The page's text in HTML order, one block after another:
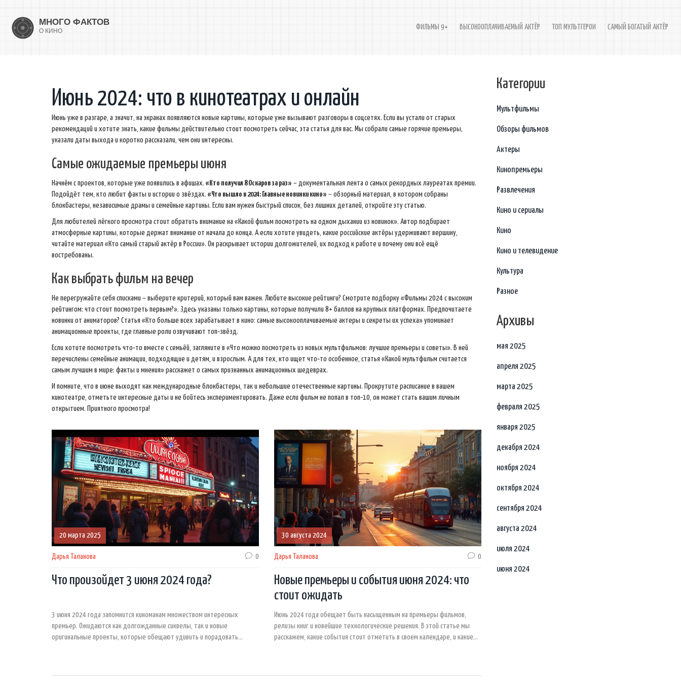
ФИЛЬМЫ 9+ ВЫСОКООПЛАЧИВАЕМЫЙ АКТЁР ТОП МУЛЬТГЕРОИ САМЫЙ БОГАТЫЙ АКТЁР
Июнь 2024: что в кинотеатрах и онлайн
Июнь уже в разгаре, а значит, на экранах появляются новые картины, которые уже вызывают разговоры в соцсетях. Если вы устали от старых
рекомендаций и хотите знать, какие фильмы действительно стоит посмотреть сейчас, эта статья для вас. Мы собрали самые горячие премьеры,
указали даты выхода и коротко рассказали, чем они интересны.
Самые ожидаемые премьеры июня
Начнём с проектов, которые уже появились в афишах. «Кто получил 8 Оскаров за раз» – документальная лента о самых рекордных лауреатах премии.
Подойдёт тем, кто любит факты и истории о звёздах. «Что вышло в 2024: Главные новинки кино» – обзорный материал, в котором собраны
блокбастеры, независимые драмы и семейные картины. Если вам нужен быстрый список, без лишних деталей, откройте эту статью.
Для любителей лёгкого просмотра стоит обратить внимание на «Какой фильм посмотреть на одном дыхании из новинок». Автор подбирает
атмосферные картины, которые держат внимание от начала до конца. А если хотите увидеть, какие российские актёры удерживают вершину,
читайте материал «Кто самый старый актёр в России». Он раскрывает истории долгожителей, их подход к работе и почему они всё ещё
востребованы.
Как выбрать фильм на вечер
Не перегружайте себя списками – выберите критерий, который вам важен. Любите высокие рейтинги? Смотрите подборку «Фильмы 2024 с высоким
рейтингом: что стоит посмотреть первым?». Здесь указаны только картины, которые получили 8+ баллов на крупных платформах. Предпочитаете
новинки от аниматоров? Статья «Кто больше всех зарабатывает в кино: самые высокооплачиваемые актеры и секреты их успеха» упоминает
анимационные проекты, где главные роли озвучивают топ‑звёзд.
Если хотите посмотреть что‑то вместе с семьёй, загляните в «Что можно посмотреть из новых мультфильмов: лучшие премьеры и советы». В ней
перечислены семейные анимации, подходящие и детям, и взрослым. А для тех, кто ищет что‑то особенное, статья «Какой мультфильм считается
самым лучшим в мире: факты и мнения» расскажет о самых признанных анимационных шедеврах.
И помните, что в июне выходят как международные блокбастеры, так и небольшие отечественные картины. Прокрутите расписание в вашем
кинотеатре, отметьте интересные даты и не бойтесь экспериментировать. Даже если фильм не попал в топ‑10, он может стать вашим личным
открытием. Приятного просмотра!
20 марта 2025
Дарья Таланова 0
Что произойдет 3 июня 2024 года?
3 июня 2024 года запомнится киноманам множеством интересных
премьер. Ожидаются как долгожданные сиквелы, так и новые
оригинальные проекты, которые обещают удивить и порадовать
30 августа 2024
Дарья Таланова 0
Новые премьеры и события июня 2024: что
стоит ожидать
Июнь 2024 года обещает быть насыщенным на премьеры фильмов,
релизы книг и новейшие технологические решения. В этой статье мы
расскажем, какие события стоит отметить в своем календаре, и какие
Категории
Мультфильмы
Обзоры фильмов
Актеры
Кинопремьеры
Развлечения
Кино и сериалы
Кино
Кино и телевидение
Культура
Разное
Архивы
мая 2025
апреля 2025
марта 2025
февраля 2025
января 2025
декабря 2024
ноября 2024
октября 2024
сентября 2024
августа 2024
июля 2024
июня 2024